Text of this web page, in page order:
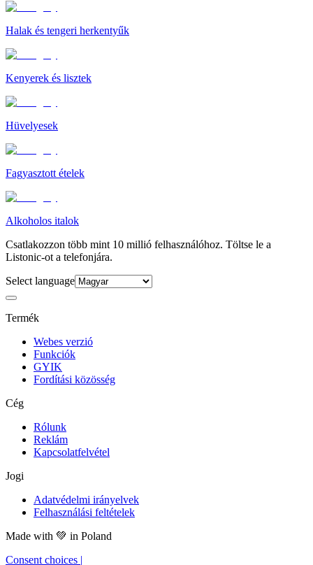
Halak és tengeri herkentyűk
Kenyerek és lisztek
Hüvelyesek
Fagyasztott ételek
Alkoholos italok
Csatlakozzon több mint 10 millió felhasználóhoz. Töltse le a
Listonic-ot a telefonjára.
Select language
Termék
Webes verzió
Funkciók
GYIK
Fordítási közösség
Cég
Rólunk
Reklám
Kapcsolatfelvétel
Jogi
Adatvédelmi irányelvek
Felhasználási feltételek
Made with 💚 in Poland
Consent choices |